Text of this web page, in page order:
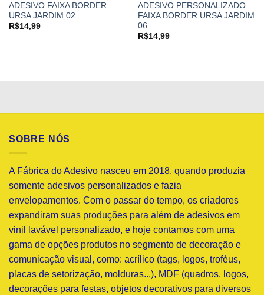
ADESIVO FAIXA BORDER
URSA JARDIM 02
R$14,99
ADESIVO PERSONALIZADO
FAIXA BORDER URSA JARDIM
06
R$14,99
SOBRE NÓS
A Fábrica do Adesivo nasceu em 2018, quando produzia
somente adesivos personalizados e fazia
envelopamentos. Com o passar do tempo, os criadores
expandiram suas produções para além de adesivos em
vinil lavável personalizado, e hoje contamos com uma
gama de opções produtos no segmento de decoração e
comunicação visual, como: acrílico (tags, logos, troféus,
placas de setorização, molduras...), MDF (quadros, logos,
decorações para festas, objetos decorativos para diversos